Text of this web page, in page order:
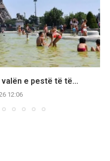
e pestë të të...
12:06